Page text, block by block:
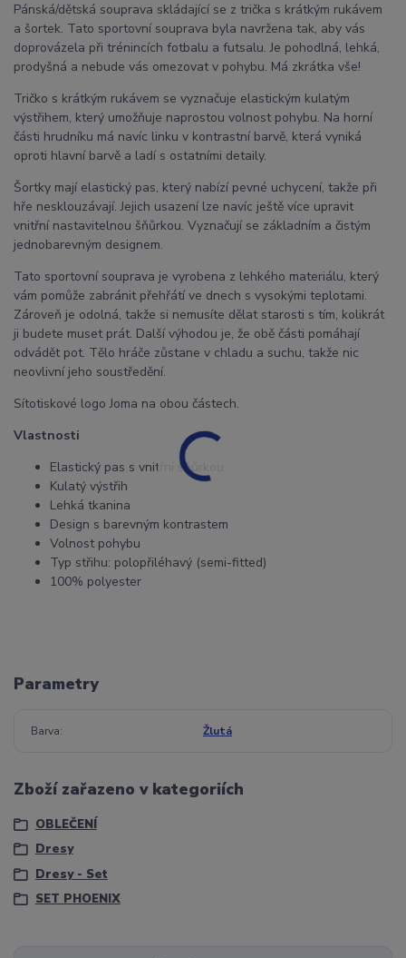
Pánská/dětská souprava skládající se z trička s krátkým rukávem
a šortek. Tato sportovní souprava byla navržena tak, aby vás
doprovázela při trénincích fotbalu a futsalu. Je pohodlná, lehká,
prodyšná a nebude vás omezovat v pohybu. Má zkrátka vše!
Tričko s krátkým rukávem se vyznačuje elastickým kulatým
výstřihem, který umožňuje naprostou volnost pohybu. Na horní
části hrudníku má navíc linku v kontrastní barvě, která vyniká
oproti hlavní barvě a ladí s ostatními detaily.
Šortky mají elastický pas, který nabízí pevné uchycení, takže při
hře nesklouzávají. Jejich usazení lze navíc ještě více upravit
vnitřní nastavitelnou šňůrkou. Vyznačují se základním a čistým
jednobarevným designem.
Tato sportovní souprava je vyrobena z lehkého materiálu, který
vám pomůže zabránit přehřátí ve dnech s vysokými teplotami.
Zároveň je odolná, takže si nemusíte dělat starosti s tím, kolikrát
ji budete muset prát. Další výhodou je, že obě části pomáhají
odvádět pot. Tělo hráče zůstane v chladu a suchu, takže nic
neovlivní jeho soustředění.
Sítotiskové logo Joma na obou částech.
Vlastnosti
Elastický pas s vnitřní šňůrkou
Kulatý výstřih
Lehká tkanina
Design s barevným kontrastem
Volnost pohybu
Typ střihu: polopřiléhavý (semi-fitted)
100% polyester
Parametry
Barva Žlutá
Zboží zařazeno v kategoriích
OBLEČENÍ
Dresy
Dresy - Set
SET PHOENIX